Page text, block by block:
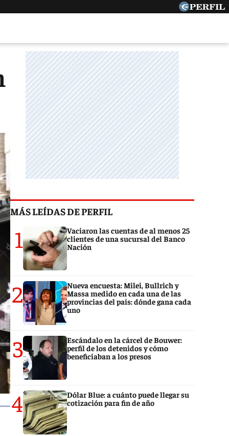
MÁS LEÍDAS DE PERFIL
1
Vaciaron las cuentas de al menos 25
clientes de una sucursal del Banco
Nación
2
Nueva encuesta: Milei, Bullrich y
Massa medido en cada una de las
provincias del país: dónde gana cada
uno
3
Escándalo en la cárcel de Bouwer:
perfil de los detenidos y cómo
beneficiaban a los presos
4
Dólar Blue: a cuánto puede llegar su
cotización para fin de año